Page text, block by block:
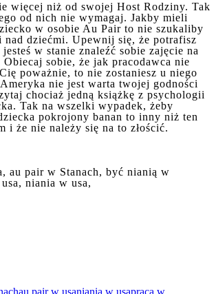
więcej niż od swojej Host Rodziny. Tak
od nich nie wymagaj. Jakby mieli
w osobie Au Pair to nie szukaliby
nad dziećmi. Upewnij się, że potrafisz
w stanie znaleźć sobie zajęcie na
Obiecaj sobie, że jak pracodawca nie
poważnie, to nie zostaniesz u niego
nie jest warta twojej godności
chociaż jedną książkę z psychologii
Tak na wszelki wypadek, żeby
pokrojony banan to inny niż ten
i że nie należy się na to złościć.
au pair w Stanach, być nianią w
niania w usa,